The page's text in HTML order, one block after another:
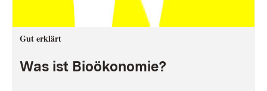
Gut erklärt
Was ist Bioökonomie?